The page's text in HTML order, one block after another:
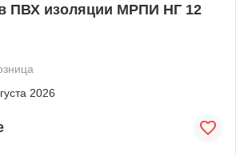
ПВХ изоляции МРПИ НГ 12
2026